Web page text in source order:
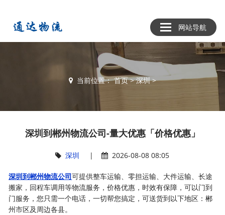
网站导航
当前位置：首页>深圳>
深圳到郴州物流公司-量大优惠「价格优惠」
深圳 | 2026-08-08 08:05
深圳到郴州物流公司可提供整车运输、零担运输、大件运输、长途
搬家，回程车调用等物流服务，价格优惠，时效有保障，可以门到
门服务，您只需一个电话，一切帮您搞定，可送货到以下地区：郴
州市区及周边各县。